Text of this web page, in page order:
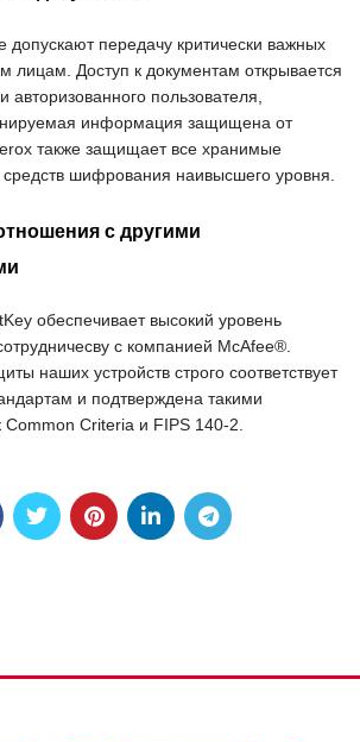
допускают передачу критически важных
лицам. Доступ к документам открывается
авторизованного пользователя,
информация защищена от
также защищает все хранимые
шифрования наивысшего уровня.
с другими
обеспечивает высокий уровень
с компанией McAfee®.
наших устройств строго соответствует
и подтверждена такими
Common Criteria и FIPS 140-2.